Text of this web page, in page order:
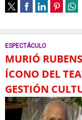
ESPECTÁCULO
MURIÓ
ÍCONO DEL
GESTIÓN